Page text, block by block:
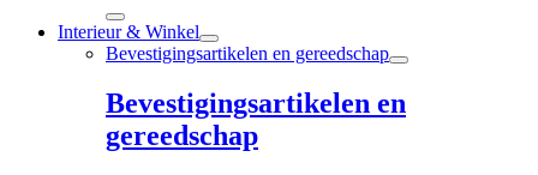
Interieur & Winkel
Bevestigingsartikelen en gereedschap
Bevestigingsartikelen en
gereedschap